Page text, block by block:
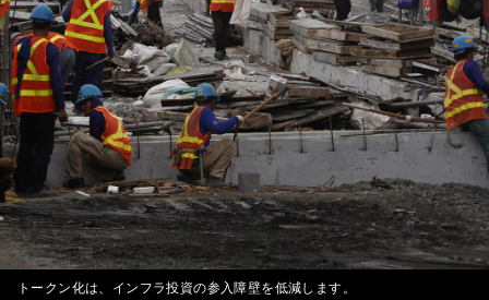
トークン化は、インフラ投資の参入障壁を低減します。